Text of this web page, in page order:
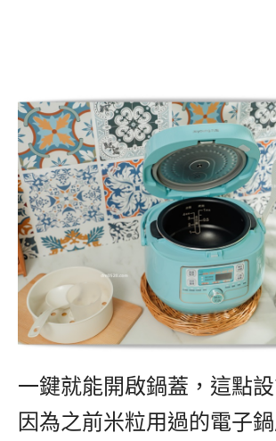
一鍵就能開啟鍋蓋，這點設
因為之前米粒用過的電子